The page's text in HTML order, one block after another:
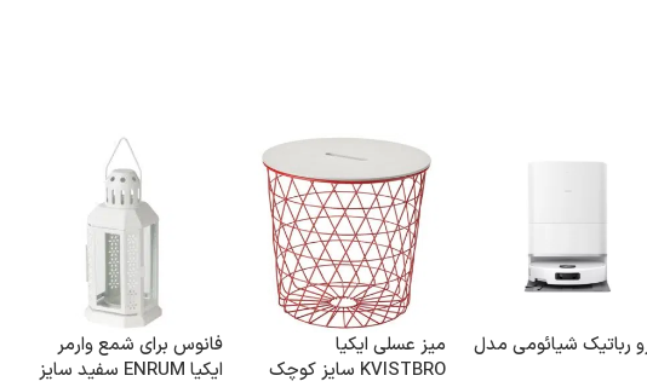
رباتیک شیائومی مدل
میز عسلی ایکیا
KVISTBRO سایز کوچک
فانوس برای شمع وارمر
ایکیا ENRUM سفید سایز